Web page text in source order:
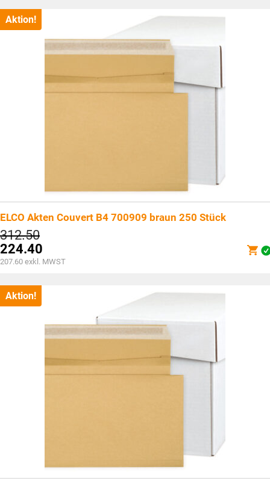
Aktion!
ELCO Akten Couvert B4 700909 braun 250 Stück
312.50Ursprünglicher
Preis
war:
CHF312.50
224.40
Aktueller
ist:
CHF224.40.
207.60 exkl. MWST
Aktion!